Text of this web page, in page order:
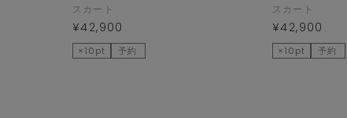
スカート
¥42,900
×10pt 予約
スカート
¥42,900
×10pt 予約